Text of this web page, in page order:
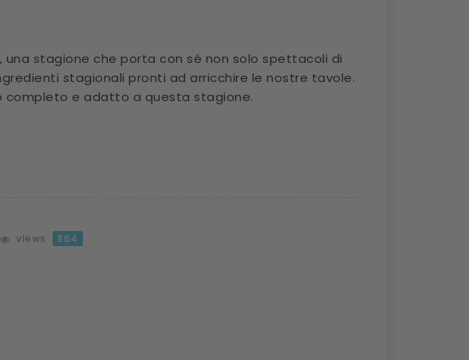
stagione che porta con sé non solo spettacoli di
stagionali pronti ad arricchire le nostre tavole.
completo e adatto a questa stagione.
views 864